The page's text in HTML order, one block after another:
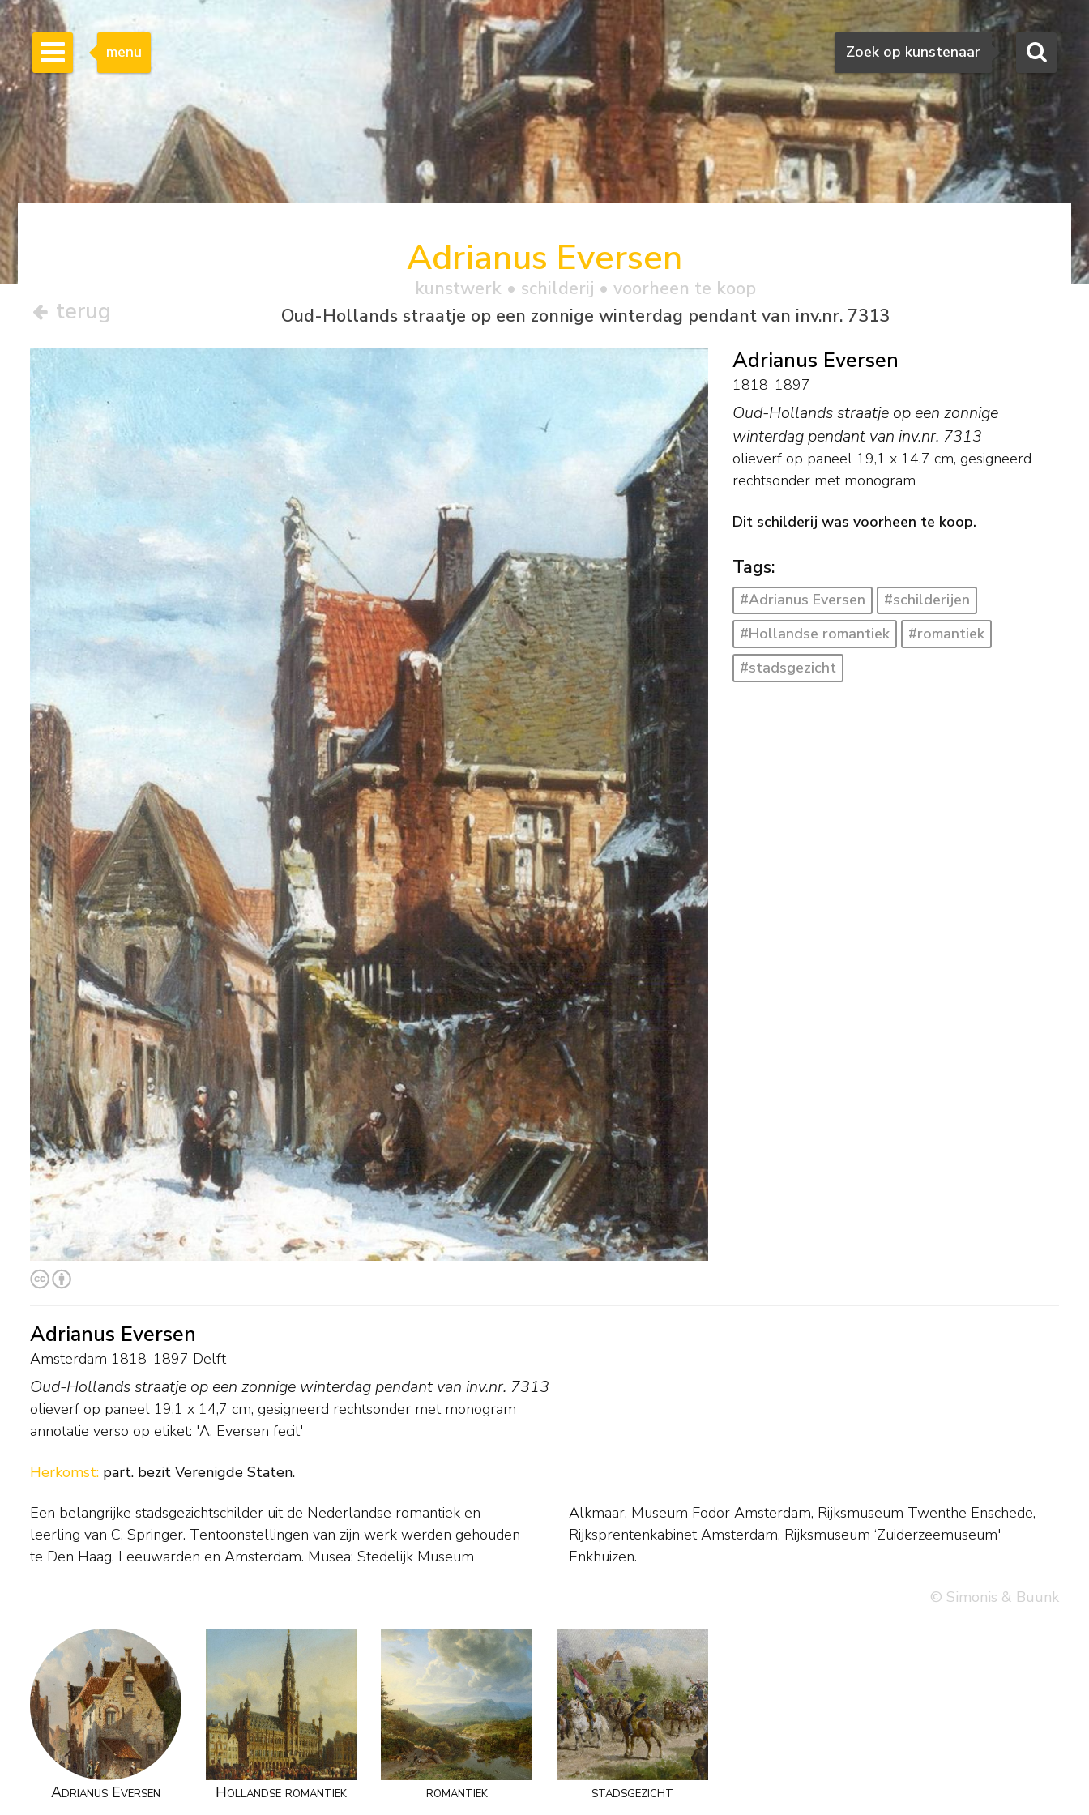
Zoeken
Zoek op kunstenaar
menu
terug
Adrianus Eversen
kunstwerk • schilderij • voorheen te koop
Oud-Hollands straatje op een zonnige winterdag pendant van inv.nr. 7313
Adrianus Eversen
1818-1897
Oud-Hollands straatje op een zonnige
winterdag pendant van inv.nr. 7313
olieverf op paneel 19,1 x 14,7 cm, gesigneerd
rechtsonder met monogram
Dit schilderij was voorheen te koop.
Tags:
#Adrianus Eversen
#schilderijen
#Hollandse romantiek
#romantiek
#stadsgezicht
Adrianus Eversen
Amsterdam 1818-1897 Delft
Oud-Hollands straatje op een zonnige winterdag pendant van inv.nr. 7313
olieverf op paneel 19,1 x 14,7 cm, gesigneerd rechtsonder met monogram
annotatie verso op etiket: 'A. Eversen fecit'
Herkomst: part. bezit Verenigde Staten.
Een belangrijke stadsgezichtschilder uit de Nederlandse romantiek en
leerling van C. Springer. Tentoonstellingen van zijn werk werden gehouden
te Den Haag, Leeuwarden en Amsterdam. Musea: Stedelijk Museum
Alkmaar, Museum Fodor Amsterdam, Rijksmuseum Twenthe Enschede,
Rijksprentenkabinet Amsterdam, Rijksmuseum ‘Zuiderzeemuseum'
Enkhuizen.
© Simonis & Buunk
Adrianus Eversen Hollandse romantiek romantiek stadsgezicht